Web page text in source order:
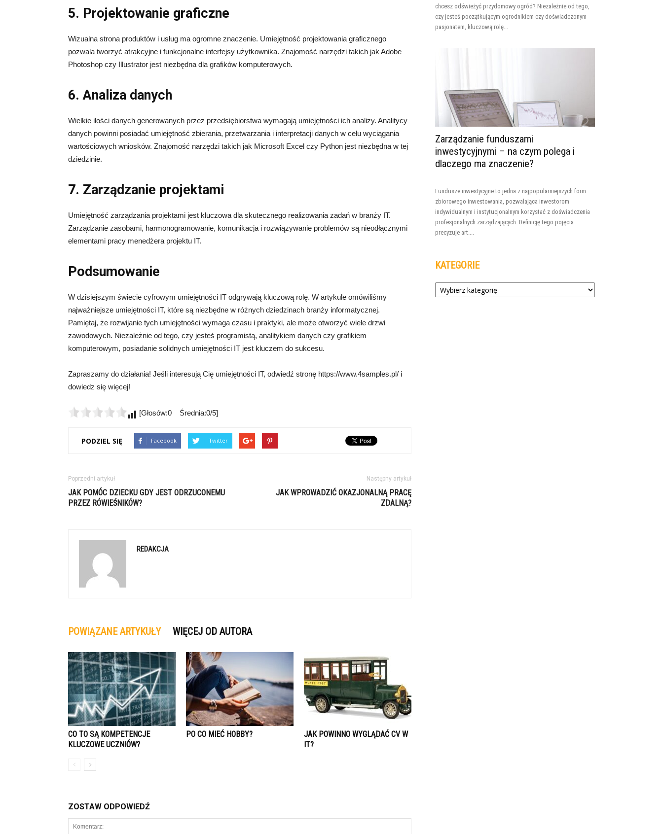
5. Projektowanie graficzne
Wizualna strona produktów i usług ma ogromne znaczenie. Umiejętność projektowania graficznego
pozwala tworzyć atrakcyjne i funkcjonalne interfejsy użytkownika. Znajomość narzędzi takich jak Adobe
Photoshop czy Illustrator jest niezbędna dla grafików komputerowych.
6. Analiza danych
Wielkie ilości danych generowanych przez przedsiębiorstwa wymagają umiejętności ich analizy. Analitycy
danych powinni posiadać umiejętność zbierania, przetwarzania i interpretacji danych w celu wyciągania
wartościowych wniosków. Znajomość narzędzi takich jak Microsoft Excel czy Python jest niezbędna w tej
dziedzinie.
7. Zarządzanie projektami
Umiejętność zarządzania projektami jest kluczowa dla skutecznego realizowania zadań w branży IT.
Zarządzanie zasobami, harmonogramowanie, komunikacja i rozwiązywanie problemów są nieodłącznymi
elementami pracy menedżera projektu IT.
Podsumowanie
W dzisiejszym świecie cyfrowym umiejętności IT odgrywają kluczową rolę. W artykule omówiliśmy
najważniejsze umiejętności IT, które są niezbędne w różnych dziedzinach branży informatycznej.
Pamiętaj, że rozwijanie tych umiejętności wymaga czasu i praktyki, ale może otworzyć wiele drzwi
zawodowych. Niezależnie od tego, czy jesteś programistą, analitykiem danych czy grafikiem
komputerowym, posiadanie solidnych umiejętności IT jest kluczem do sukcesu.
Zapraszamy do działania! Jeśli interesują Cię umiejętności IT, odwiedź stronę https://www.4samples.pl/ i
dowiedz się więcej!
[Głosów:0 Średnia:0/5]
PODZIEL SIĘ Facebook Twitter
Poprzedni artykuł
JAK POMÓC DZIECKU GDY JEST ODRZUCONEMU
PRZEZ RÓWIEŚNIKÓW?
Następny artykuł
JAK WPROWADZIĆ OKAZJONALNĄ PRACĘ
ZDALNĄ?
REDAKCJA
POWIĄZANE ARTYKUŁY WIĘCEJ OD AUTORA
CO TO SĄ KOMPETENCJE
KLUCZOWE UCZNIÓW?
PO CO MIEĆ HOBBY?
JAK POWINNO WYGLĄDAĆ CV W
IT?
ZOSTAW ODPOWIEDŹ
chcesz odświeżyć przydomowy ogród? Niezależnie od tego,
czy jesteś początkującym ogrodnikiem czy doświadczonym
pasjonatem, kluczową rolę...
Zarządzanie funduszami
inwestycyjnymi – na czym polega i
dlaczego ma znaczenie?
Fundusze inwestycyjne to jedna z najpopularniejszych form
zbiorowego inwestowania, pozwalająca inwestorom
indywidualnym i instytucjonalnym korzystać z doświadczenia
profesjonalnych zarządzających. Definicję tego pojęcia
precyzuje art....
KATEGORIE
Kategorie